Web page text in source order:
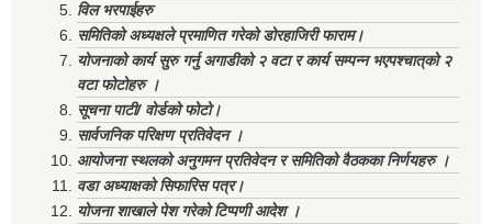
विल भरपाईहरु
समितिको अध्यक्षले प्रमाणित गरेको डोरहाजिरी फाराम।
योजनाको कार्य सुरु गर्नु अगाडीको २ वटा र कार्य सम्पन्न भएपश्चात्‌को २
वटा फोटोहरु ।
सूचना पाटी/ वोर्डको फोटो।
सार्वजनिक परिक्षण प्रतिवेदन ।
आयोजना स्थलको अनुगमन प्रतिवेदन र समितिको वैठकका निर्णयहरु ।
वडा अध्याक्षको सिफारिस पत्र।
योजना शाखाले पेश गरेको टिप्पणी आदेश ।